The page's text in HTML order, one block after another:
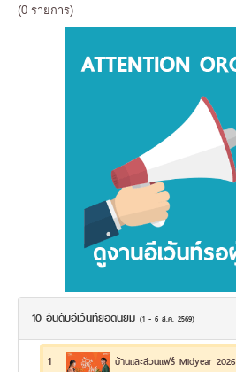
(0 รายการ)
10 อันดับอีเว้นท์ยอดนิยม (1 - 6 ส.ค. 2569)
1 บ้านและสวนแฟร์ Midyear 2026